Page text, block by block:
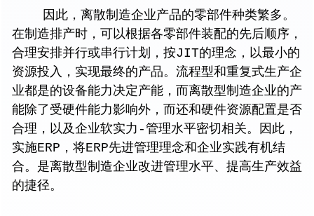
因此，离散制造企业产品的零部件种类繁多。
在制造排产时，可以根据各零部件装配的先后顺序，
合理安排并行或串行计划，按JIT的理念，以最小的
资源投入，实现最终的产品。流程型和重复式生产企
业都是的设备能力决定产能，而离散型制造企业的产
能除了受硬件能力影响外，而还和硬件资源配置是否
合理，以及企业软实力-管理水平密切相关。因此，
实施ERP，将ERP先进管理理念和企业实践有机结
合。是离散型制造企业改进管理水平、提高生产效益
的捷径。